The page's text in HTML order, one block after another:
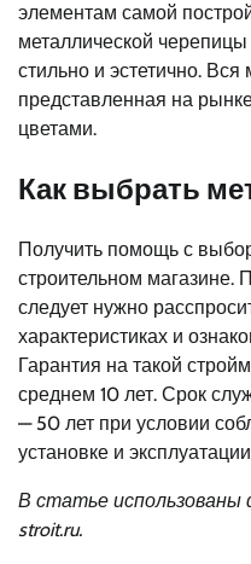
элементам самой
металлической черепицы
стильно и эстетично.
представленная на
цветами.
Как выбрать
Получить помощь с
строительном магазине.
следует нужно
характеристиках и
Гарантия на такой
среднем 10 лет. Срок
— 50 лет при условии
установке и
В статье
stroit.ru.